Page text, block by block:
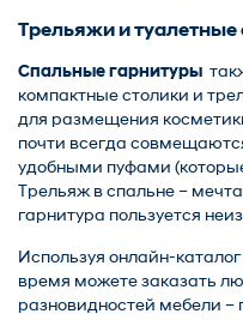
Трельяжи и туалетные
Спальные гарнитуры
компактные столики и
для размещения
почти всегда
удобными пуфами
Трельяж в спальне –
гарнитура пользуется
Используя онлайн-
время можете заказать
разновидностей мебели –